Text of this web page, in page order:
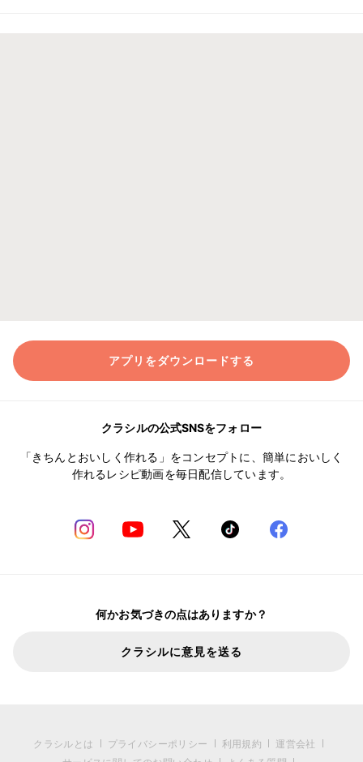
アプリをダウンロードする
クラシルの公式SNSをフォロー
「きちんとおいしく作れる」をコンセプトに、簡単においしく
作れるレシピ動画を毎日配信しています。
何かお気づきの点はありますか？
クラシルに意見を送る
クラシルとは プライバシーポリシー 利用規約
運営会社